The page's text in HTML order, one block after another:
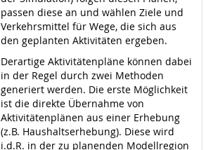
passen diese an und wählen Ziele und
Verkehrsmittel für Wege, die sich aus
den geplanten Aktivitäten ergeben.
Derartige Aktivitätenpläne können dabei
in der Regel durch zwei Methoden
generiert werden. Die erste Möglichkeit
ist die direkte Übernahme von
Aktivitätenplänen aus einer Erhebung
(z.B. Haushaltserhebung). Diese wird
i.d.R. in der zu planenden Modellregion